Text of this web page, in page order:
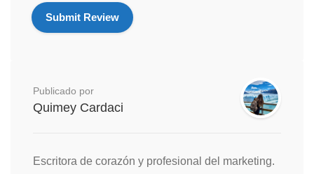
Publicado por
Quimey Cardaci
Escritora de corazón y profesional del marketing.